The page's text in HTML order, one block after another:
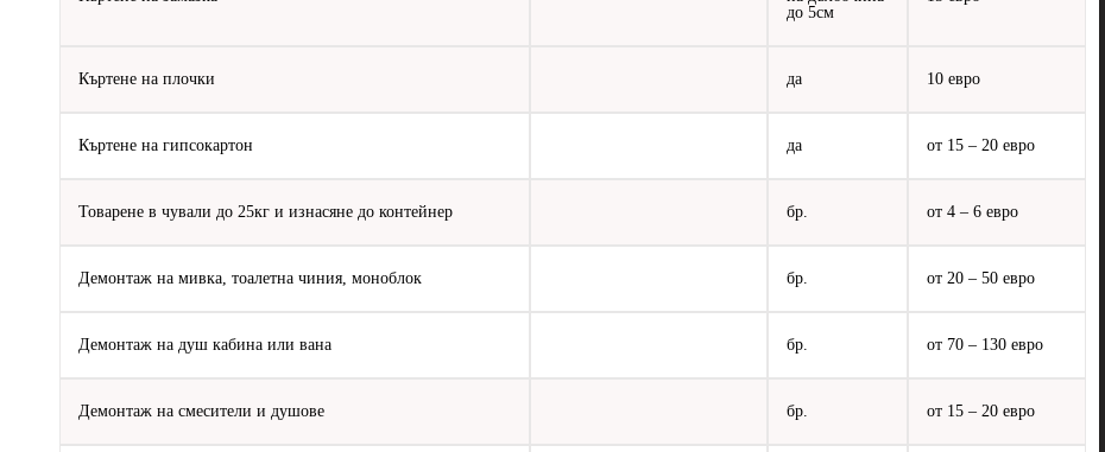
до 5см
Къртене на плочки да 10 евро
Къртене на гипсокартон да от 15 – 20 евро
Товарене в чували до 25кг и изнасяне до контейнер бр. от 4 – 6 евро
Демонтаж на мивка, тоалетна чиния, моноблок бр. от 20 – 50 евро
Демонтаж на душ кабина или вана бр. от 70 – 130 евро
Демонтаж на смесители и душове бр. от 15 – 20 евро